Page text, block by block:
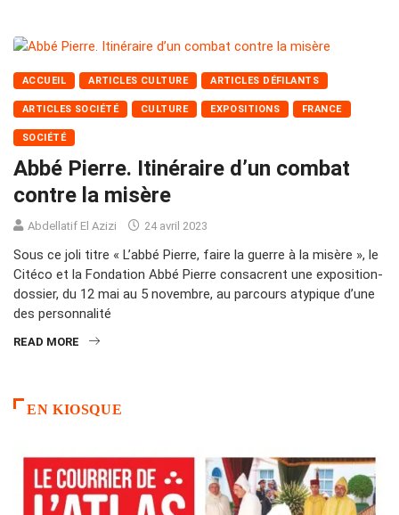
ACCUEIL ARTICLES CULTURE ARTICLES DÉFILANTS
ARTICLES SOCIÉTÉ CULTURE EXPOSITIONS FRANCE
SOCIÉTÉ
Abbé Pierre. Itinéraire d’un combat
contre la misère
Abdellatif El Azizi 24 avril 2023
Sous ce joli titre « L’abbé Pierre, faire la guerre à la misère », le
Citéco et la Fondation Abbé Pierre consacrent une exposition-
dossier, du 12 mai au 5 novembre, au parcours atypique d’une
des personnalité
READ MORE
EN KIOSQUE